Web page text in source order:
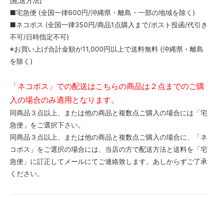
■宅急便 (全国一律600円/沖縄県・離島・一部の地域を除く)
■ネコポス (全国一律350円/商品1点購入まで/ポスト投函/代引き
不可/日時指定不可)
※お買い上げ合計金額が11,000円以上で送料無料 (沖縄県・離島
を除く)
「ネコポス」での配送はこちらの商品は２点までのご購
入の場合のみ適用となります。
同商品３点以上、または他の商品と複数点ご購入の場合には「宅
急便」をご選択下さい。
同商品３点以上、または他の商品と複数点ご購入の場合に、「ネ
コポス」をご選択の場合には、当店の方で配送方法と送料を「宅
急便」に訂正してメールにてご連絡致します。あしからずご了承
ください。